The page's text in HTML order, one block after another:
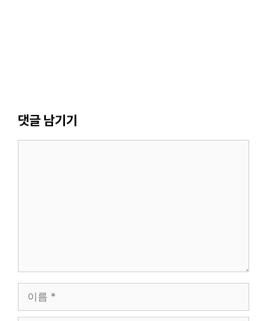
댓글 남기기